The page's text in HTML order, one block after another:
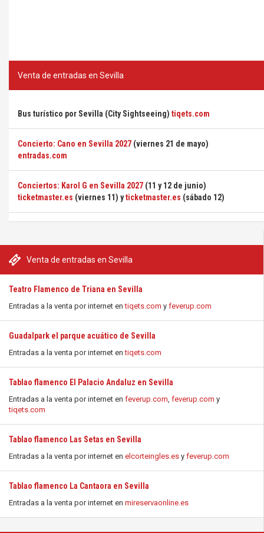
Venta de entradas en Sevilla
Teatro Flamenco de Triana en Sevilla
Entradas a la venta por internet entiqets.com y feverup.com
Guadalpark el parque acuático de Sevilla
Entradas a la venta por internet entiqets.com
Tablao flamenco El Palacio Andaluz en Sevilla
Entradas a la venta por internet en feverup.com, feverup.com y
tiqets.com
Tablao flamenco Las Setas en Sevilla
Entradas a la venta por internet en elcorteingles.es y feverup.com
Tablao flamenco La Cantaora en Sevilla
Entradas a la venta por internet en mireservaonline.es
Venta de entradas en Sevilla
Bus turístico por Sevilla (City Sightseeing) tiqets.com
Concierto: Cano en Sevilla 2027 (viernes 21 de mayo)
entradas.com
Conciertos: Karol G en Sevilla 2027 (11 y 12 de junio)
ticketmaster.es (viernes 11) yticketmaster.es (sábado 12)